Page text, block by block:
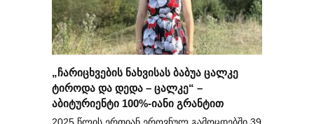
„ჩარიცხვების ნახვისას ბაბუა ცალკე
ტიროდა და დედა – ცალკე“ –
აბიტურიენტი 100%-იანი გრანტით